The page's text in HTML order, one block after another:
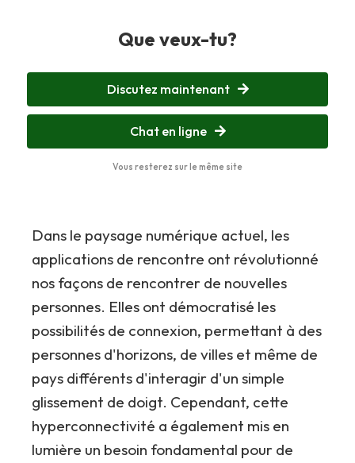
Que veux-tu?
Discutez maintenant
Chat en ligne
Vous resterez sur le même site
Dans le paysage numérique actuel, les
applications de rencontre ont révolutionné
nos façons de rencontrer de nouvelles
personnes. Elles ont démocratisé les
possibilités de connexion, permettant à des
personnes d'horizons, de villes et même de
pays différents d'interagir d'un simple
glissement de doigt. Cependant, cette
hyperconnectivité a également mis en
lumière un besoin fondamental pour de